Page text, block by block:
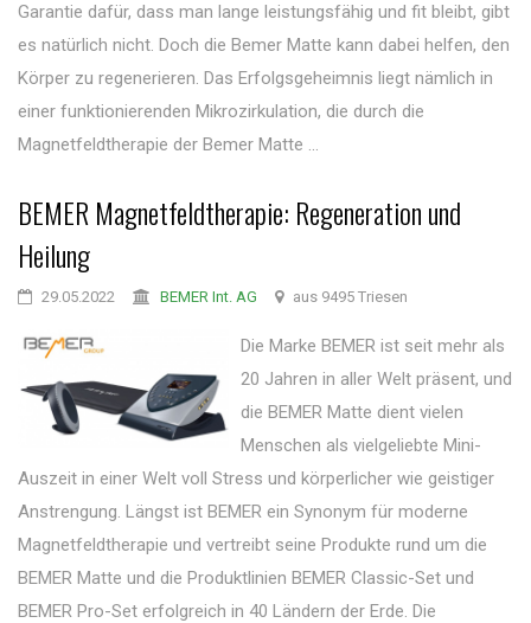
Garantie dafür, dass man lange leistungsfähig und fit bleibt, gibt
es natürlich nicht. Doch die Bemer Matte kann dabei helfen, den
Körper zu regenerieren. Das Erfolgsgeheimnis liegt nämlich in
einer funktionierenden Mikrozirkulation, die durch die
Magnetfeldtherapie der Bemer Matte ...
BEMER Magnetfeldtherapie: Regeneration und
Heilung
29.05.2022 BEMER Int. AG aus 9495 Triesen
Die Marke BEMER ist seit mehr als
20 Jahren in aller Welt präsent, und
die BEMER Matte dient vielen
Menschen als vielgeliebte Mini-
Auszeit in einer Welt voll Stress und körperlicher wie geistiger
Anstrengung. Längst ist BEMER ein Synonym für moderne
Magnetfeldtherapie und vertreibt seine Produkte rund um die
BEMER Matte und die Produktlinien BEMER Classic-Set und
BEMER Pro-Set erfolgreich in 40 Ländern der Erde. Die